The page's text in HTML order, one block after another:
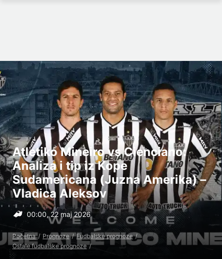
Atletiko Mineiro vs Cienciano:
Analiza i tip iz Kope
Sudamericana (Juzna Amerika) –
Vladica Aleksov
00:00, 22 maj 2026
Početna Prognoze
Fudbalske prognoze
Ostale fudbalske prognoze